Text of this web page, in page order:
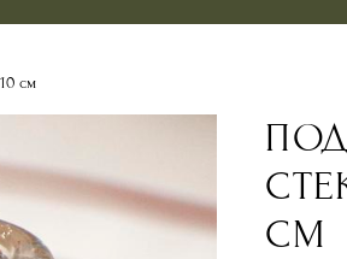
см
СМ